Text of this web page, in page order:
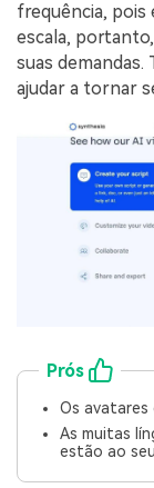
frequência, pois
escala,
suas demandas.
ajudar a tornar
Prós
Os avatares
As muitas
estão ao